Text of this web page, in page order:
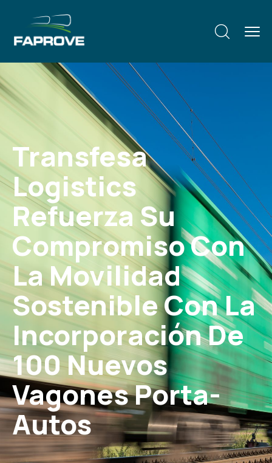
Transfesa
Logistics
Refuerza Su
Compromiso Con
La Movilidad
Sostenible Con La
Incorporación De
100 Nuevos
Vagones Porta-
Autos